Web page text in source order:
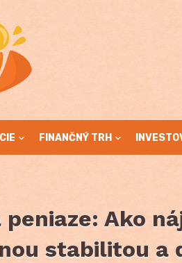
FINANČNÝ TRH
peniaze: Ako
stabilitou a